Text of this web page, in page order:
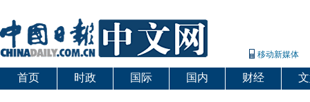
移动新媒体
首页 时政 国际 国内 财经